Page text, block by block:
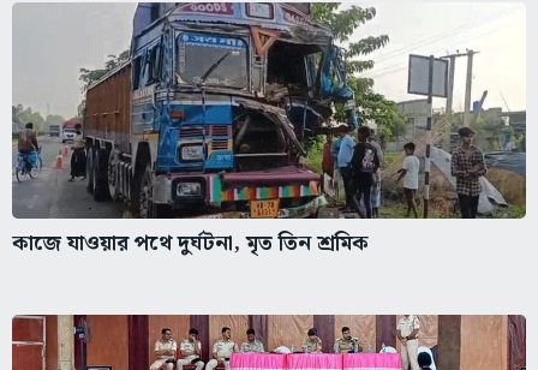
কাজে যাওয়ার পথে দুর্ঘটনা, মৃত তিন শ্রমিক